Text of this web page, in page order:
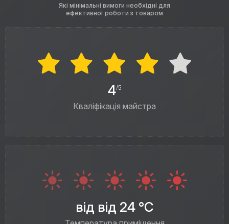
Які мінімальні вимоги необхідні для
ефективної роботи з товаром
4/5
Кваліфікація майстра
від від 24 °C